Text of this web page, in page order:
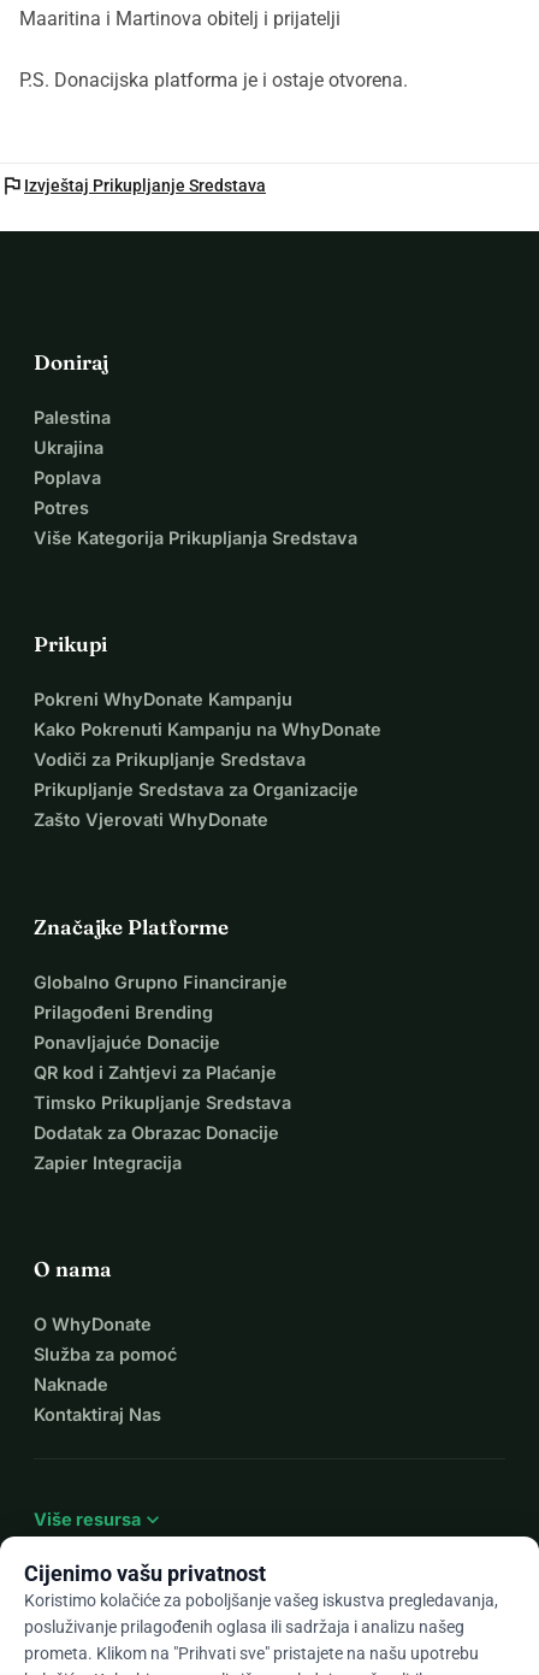
Maaritina i Martinova obitelj i prijatelji
P.S. Donacijska platforma je i ostaje otvorena.
flag Izvještaj Prikupljanje Sredstava
Doniraj
Palestina
Ukrajina
Poplava
Potres
Više Kategorija Prikupljanja Sredstava
Prikupi
Pokreni WhyDonate Kampanju
Kako Pokrenuti Kampanju na WhyDonate
Vodiči za Prikupljanje Sredstava
Prikupljanje Sredstava za Organizacije
Zašto Vjerovati WhyDonate
Značajke Platforme
Globalno Grupno Financiranje
Prilagođeni Brending
Ponavljajuće Donacije
QR kod i Zahtjevi za Plaćanje
Timsko Prikupljanje Sredstava
Dodatak za Obrazac Donacije
Zapier Integracija
O nama
O WhyDonate
Služba za pomoć
Naknade
Kontaktiraj Nas
Više resursa expand_more
Hr arrow_drop_down
Cijenimo vašu privatnost
Koristimo kolačiće za poboljšanje vašeg iskustva pregledavanja,
posluživanje prilagođenih oglasa ili sadržaja i analizu našeg
prometa. Klikom na "Prihvati sve" pristajete na našu upotrebu